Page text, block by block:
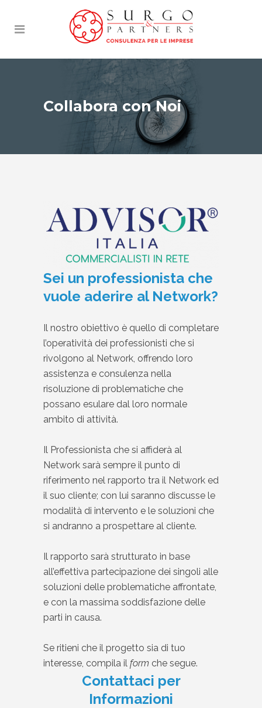
Collabora con Noi
Sei un professionista che
vuole aderire al Network?
Il nostro obiettivo è quello di completare
l’operatività dei professionisti che si
rivolgono al Network, offrendo loro
assistenza e consulenza nella
risoluzione di problematiche che
possano esulare dal loro normale
ambito di attività.
Il Professionista che si affiderà al
Network sarà sempre il punto di
riferimento nel rapporto tra il Network ed
il suo cliente; con lui saranno discusse le
modalità di intervento e le soluzioni che
si andranno a prospettare al cliente.
Il rapporto sarà strutturato in base
all’effettiva partecipazione dei singoli alle
soluzioni delle problematiche affrontate,
e con la massima soddisfazione delle
parti in causa.
Se ritieni che il progetto sia di tuo
interesse, compila il form che segue.
Contattaci per
Informazioni